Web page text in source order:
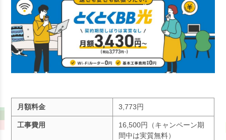
月額料金 3,773円
工事費用
16,500円（キャンペーン期
間中は実質無料）